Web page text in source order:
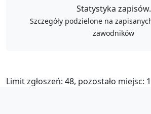
Statystyka zapisów.
Szczegóły podzielone na
zawodników
Limit zgłoszeń: 48, pozostało miejsc: